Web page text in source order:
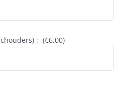
:- (€6,00)